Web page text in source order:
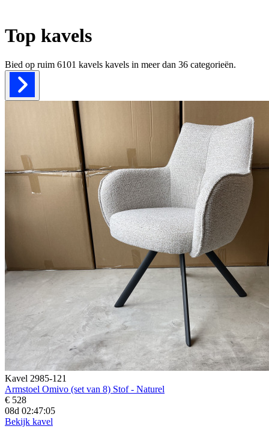
Top kavels
Bied op ruim 6101 kavels kavels in meer dan 36 categorieën.
Kavel 2985-121
Armstoel Omivo (set van 8) Stof - Naturel
€ 528
08d 02:47:03
Bekijk kavel